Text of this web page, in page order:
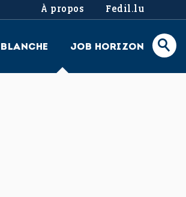
À propos Fedil.lu
JOB HORIZON